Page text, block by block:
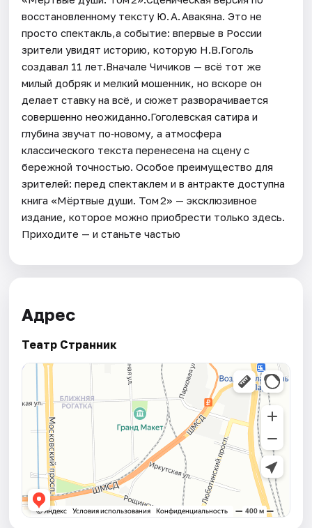
восстановленному тексту Ю. А. Авакяна. Это не
просто спектакль,а событие: впервые в России
зрители увидят историю, которую Н.В.Гоголь
создавал 11 лет.Вначале Чичиков — всё тот же
милый добряк и мелкий мошенник, но вскоре он
делает ставку на всё, и сюжет разворачивается
совершенно неожиданно.Гоголевская сатира и
глубина звучат по‑новому, а атмосфера
классического текста перенесена на сцену с
бережной точностью. Особое преимущество для
зрителей: перед спектаклем и в антракте доступна
книга «Мёртвые души. Том 2» — эксклюзивное
издание, которое можно приобрести только здесь.
Приходите — и станьте частью
Адрес
Театр Странник